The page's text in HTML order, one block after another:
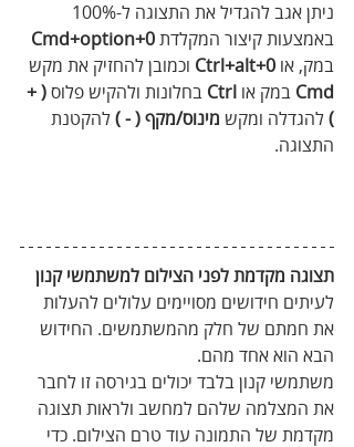
באמצעות קיצור המקלדת Cmd+option+0
במק, או Ctrl+alt+0 וכמובן להחזיק את מקש
Cmd במק או Ctrl בחלונות ולהקיש פלוס ( +
) להגדלה ומקש מינוס/מקף ( - ) להקטנת
התצוגה.
תצוגה מקדמת לפני הצילום למשתמשי קנון
לעיתים חידושים מסויימים עלולים להעלות
את חמתם של חלק מהמשתמשים. החידוש
הבא הוא אחד מהם.
משתמשי קנון בלבד יכולים בגירסה זו לחבר
את המצלמה שלהם למחשב ולראות תצוגה
מקדמת של התמונה עוד טרם הצילום. כדי